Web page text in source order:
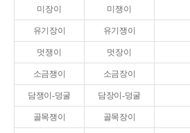
미장이 미쟁이
유기장이 유기쟁이
멋쟁이 멋장이
소금쟁이 소금장이
담쟁이-덩굴 담장이-덩굴
골목쟁이 골목장이